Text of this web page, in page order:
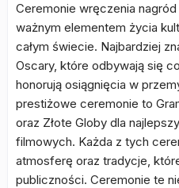
Ceremonie wręczenia
ważnym elementem życia
całym świecie. Najbardziej
Oscary, które odbywają się
honorują osiągnięcia w
prestiżowe ceremonie to
oraz Złote Globy dla
filmowych. Każda z tych
atmosferę oraz tradycje,
publiczności. Ceremonie te